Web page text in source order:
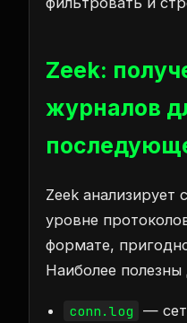
Zeek:
журналов
Zeek анализирует
уровне
формате,
Наиболее полезны
conn.log —